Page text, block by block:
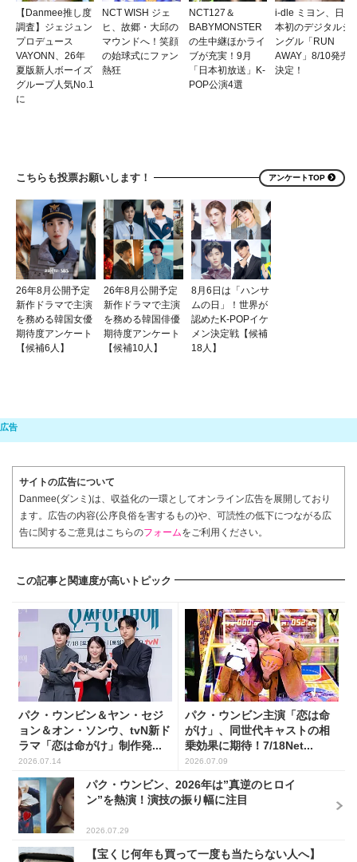
【Danmee推し度
調査】ジェジュン
プロデュース
VAYONN、26年
夏版新人ボーイズ
グループ人気No.1
に
NCT WISH ジェ
ヒ、故郷・大邱の
マウンドへ！笑顔
の始球式にファン
熱狂
NCT127＆
BABYMONSTER
の生中継ほかライ
ブが充実！9月
「日本初放送」K-
POP公演4選
i-dle ミヨン、日
本初のデジタルシ
ングル「RUN
AWAY」8/10発売
決定！
こちらも投票お願いします！ アンケートTOP
26年8月公開予定
新作ドラマで主演
を務める韓国女優
期待度アンケート
【候補6人】
26年8月公開予定
新作ドラマで主演
を務める韓国俳優
期待度アンケート
【候補10人】
8月6日は「ハンサ
ムの日」！世界が
認めたK-POPイケ
メン決定戦【候補
18人】
サイトの広告について
Danmee(ダンミ)は、収益化の一環としてオンライン広告を展開しており
ます。広告の内容(公序良俗を害するもの)や、可読性の低下につながる広
告に関するご意見はこちらのフォームをご利用ください。
この記事と関連度が高いトピック
パク・ウンビン＆ヤン・セジ
ョン＆オン・ソンウ、tvN新ド
ラマ「恋は命がけ」制作発...
2026.07.14
パク・ウンビン主演「恋は命
がけ」、同世代キャストの相
乗効果に期待！7/18Net...
2026.07.09
パク・ウンビン、2026年は”真逆のヒロイ
ン”を熱演！演技の振り幅に注目
2026.07.29
【宝くじ何年も買って一度も当たらない人へ】